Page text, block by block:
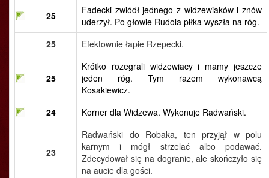
25
Fadecki zwiódł jednego z widzewiaków i znów
uderzył. Po głowie Rudola piłka wyszła na róg.
25
Efektownie łapie Rzepecki.
25
Krótko rozegrali widzewiacy i mamy jeszcze
jeden róg. Tym razem wykonawcą
Kosakiewicz.
24
Korner dla Widzewa. Wykonuje Radwański.
23
Radwański do Robaka, ten przyjął w polu
karnym i mógł strzelać albo podawać.
Zdecydował się na dogranie, ale skończyło się
na aucie dla gości.